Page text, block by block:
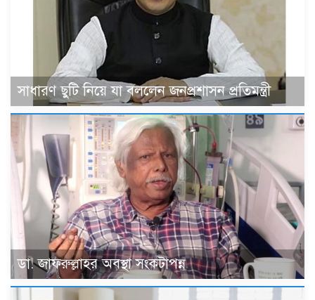
সাধারণ ছুটি নিয়ে যা বললেন জনপ্রশাসন প্রতিমন্ত্রী
ডা. জাফরুল্লাহর অবস্থা সংকটাপন্ন